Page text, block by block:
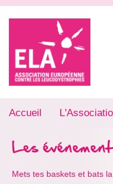
Accueil
Les
Mets tes baskets et bats